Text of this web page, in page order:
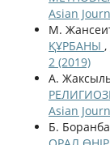
Asian
М.
ҚҰРБАНЫ ,
2 (2019)
А.
Asian
Б.